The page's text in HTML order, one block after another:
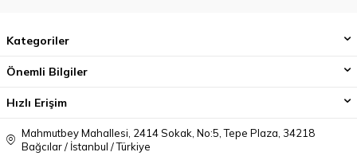
Kategoriler
Önemli Bilgiler
Hızlı Erişim
Mahmutbey Mahallesi, 2414 Sokak, No:5, Tepe Plaza, 34218
Bağcılar / İstanbul / Türkiye